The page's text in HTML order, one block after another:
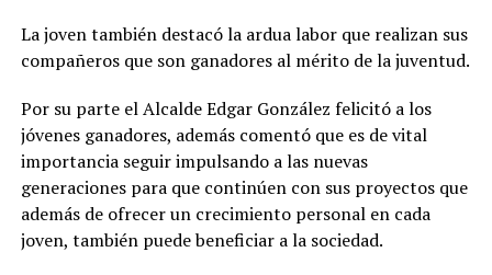
La joven también destacó la ardua labor que realizan sus
compañeros que son ganadores al mérito de la juventud.
Por su parte el Alcalde Edgar González felicitó a los
jóvenes ganadores, además comentó que es de vital
importancia seguir impulsando a las nuevas
generaciones para que continúen con sus proyectos que
además de ofrecer un crecimiento personal en cada
joven, también puede beneficiar a la sociedad.